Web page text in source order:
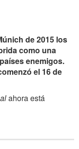
de 2015 los
como una
enemigos.
el 16 de
ahora está